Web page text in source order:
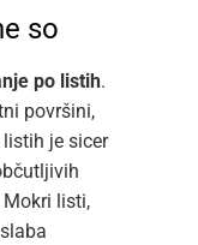
so
po listih.
površini,
je sicer
listi,